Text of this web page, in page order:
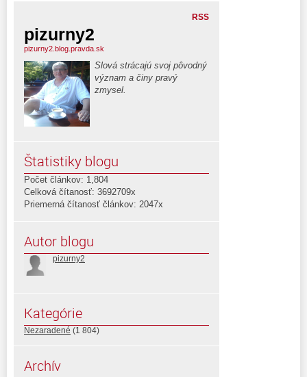
RSS
pizurny2
pizurny2.blog.pravda.sk
Slová strácajú svoj pôvodný
význam a činy pravý
zmysel.
Štatistiky blogu
Počet článkov: 1,804
Celková čítanosť: 3692709x
Priemerná čítanosť článkov: 2047x
Autor blogu
pizurny2
Kategórie
Nezaradené (1 804)
Archív